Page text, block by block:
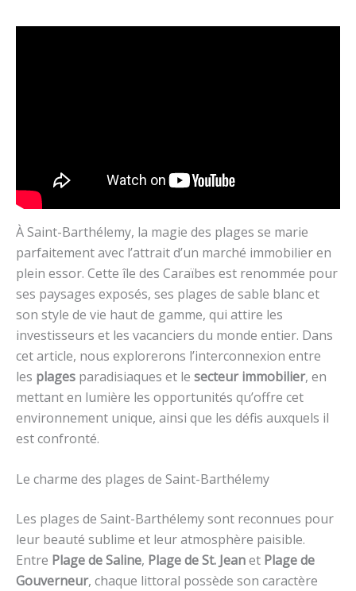
À Saint-Barthélemy, la magie des plages se marie
parfaitement avec l’attrait d’un marché immobilier en
plein essor. Cette île des Caraïbes est renommée pour
ses paysages exposés, ses plages de sable blanc et
son style de vie haut de gamme, qui attire les
investisseurs et les vacanciers du monde entier. Dans
cet article, nous explorerons l’interconnexion entre
les plages paradisiaques et le secteur immobilier, en
mettant en lumière les opportunités qu’offre cet
environnement unique, ainsi que les défis auxquels il
est confronté.
Le charme des plages de Saint-Barthélemy
Les plages de Saint-Barthélemy sont reconnues pour
leur beauté sublime et leur atmosphère paisible.
Entre Plage de Saline, Plage de St. Jeanet Plage de
Gouverneur, chaque littoral possède son caractère